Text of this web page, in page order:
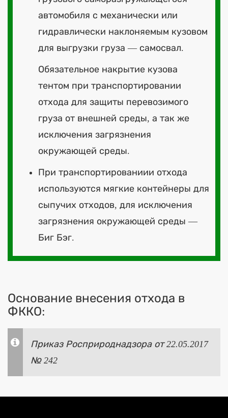
автомобиля с механически или
гидравлически наклоняемым кузовом
для выгрузки груза — самосвал.
Обязательное накрытие кузова
тентом при транспортировании
отхода для защиты перевозимого
груза от внешней среды, а так же
исключения загрязнения
окружающей среды.
При транспортированиии отхода
используются мягкие контейнеры для
сыпучих отходов, для исключения
загрязнения окружающей среды —
Биг Бэг.
Основание внесения отхода в
ФККО:
Приказ Росприроднадзора от 22.05.2017
№ 242